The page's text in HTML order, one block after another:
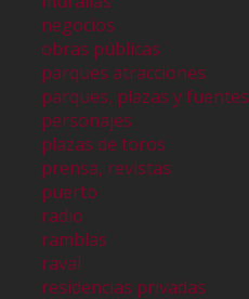
negocios
obras públicas
parques atracciones
parques, plazas y fuentes
personajes
plazas de toros
prensa, revistas
puerto
radio
ramblas
raval
residencias privadas